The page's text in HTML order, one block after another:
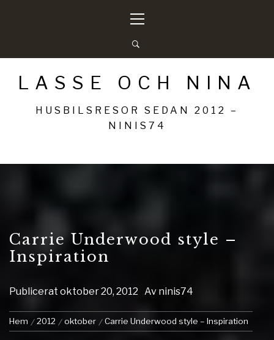
meny
LASSE OCH NINA
HUSBILSRESOR SEDAN 2012 –
NINIS74
Carrie Underwood style –
Inspiration
Publicerat oktober 20, 2012 Av ninis74
Hem 2012 oktober Carrie Underwood style – Inspiration